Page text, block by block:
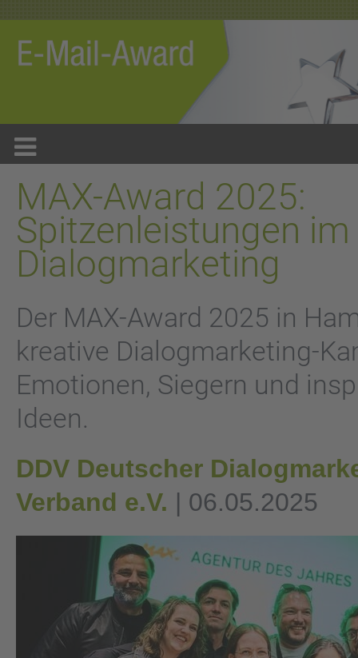
MAX-Award 2025:
Spitzenleistungen im
Dialogmarketing
Der MAX-Award 2025 in
kreative Dialogmarketing-
Emotionen, Siegern und
Ideen.
DDV Deutscher
Verband e.V. | 06.05.2025